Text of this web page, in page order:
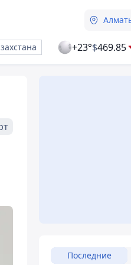
+23°$469.85
Последние